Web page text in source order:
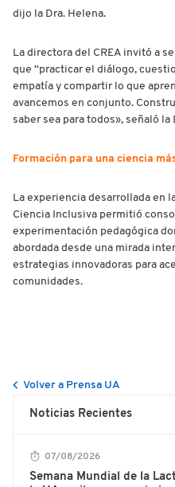
dijo la Dra. Helena.
La directora del CREA invitó a
que “practicar el diálogo,
empatía y compartir lo que
avancemos en conjunto.
saber sea para todos», señaló la
Formación para una ciencia
La experiencia desarrollada en
Ciencia Inclusiva permitió
experimentación pedagógica
abordada desde una mirada
estrategias innovadoras para
comunidades.
Volver a Prensa UA
Noticias Recientes
07/08/2026
Semana Mundial de la